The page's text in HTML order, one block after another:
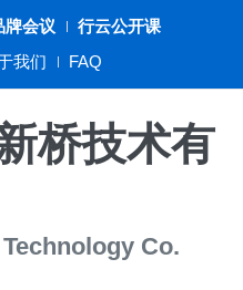
牌会议
行云公开课
我们 FAQ
桥技术有
Co.